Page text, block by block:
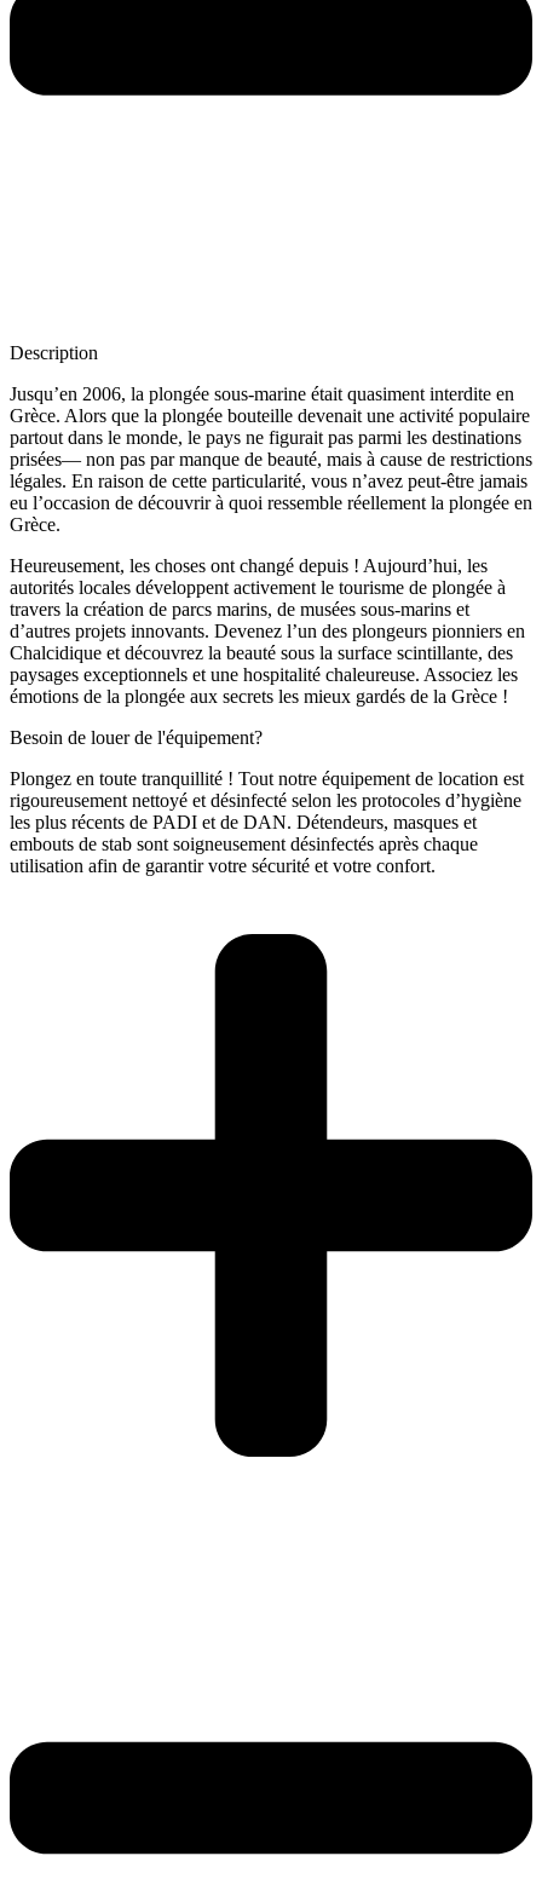
Description
Jusqu’en 2006, la plongée sous-marine était quasiment interdite en
Grèce. Alors que la plongée bouteille devenait une activité populaire
partout dans le monde, le pays ne figurait pas parmi les destinations
prisées— non pas par manque de beauté, mais à cause de restrictions
légales. En raison de cette particularité, vous n’avez peut-être jamais
eu l’occasion de découvrir à quoi ressemble réellement la plongée en
Grèce.
Heureusement, les choses ont changé depuis ! Aujourd’hui, les
autorités locales développent activement le tourisme de plongée à
travers la création de parcs marins, de musées sous-marins et
d’autres projets innovants. Devenez l’un des plongeurs pionniers en
Chalcidique et découvrez la beauté sous la surface scintillante, des
paysages exceptionnels et une hospitalité chaleureuse. Associez les
émotions de la plongée aux secrets les mieux gardés de la Grèce !
Besoin de louer de l'équipement?
Plongez en toute tranquillité ! Tout notre équipement de location est
rigoureusement nettoyé et désinfecté selon les protocoles d’hygiène
les plus récents de PADI et de DAN. Détendeurs, masques et
embouts de stab sont soigneusement désinfectés après chaque
utilisation afin de garantir votre sécurité et votre confort.